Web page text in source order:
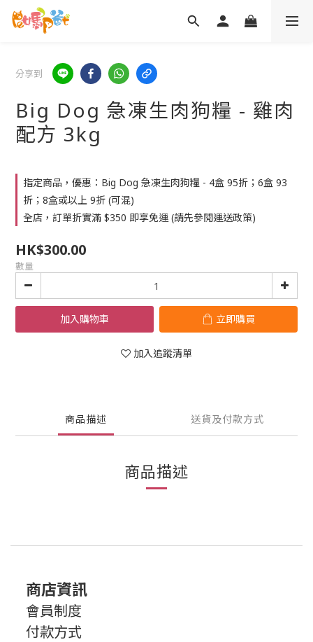
分享到
Big Dog 急凍生肉狗糧 - 雞肉
配方 3kg
指定商品，優惠：Big Dog 急凍生肉狗糧 - 4盒 95折；6盒 93
折；8盒或以上 9折 (可混)
全店，訂單折實滿 $350 即享免運 (請先參閱運送政策)
HK$300.00
數量
加入購物車 立即購買
加入追蹤清單
商品描述 送貨及付款方式
商品描述
商店資訊
會員制度
付款方式